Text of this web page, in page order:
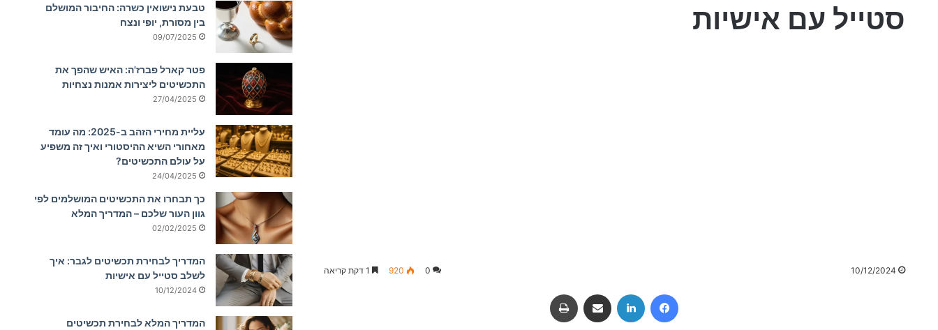
סטייל עם אישיות
10/12/2024
0
920
Facebook
LinkedIn שיתוף באמצעות מייל
טבעת נישואין כשרה: החיבור המושלם
בין מסורת, יופי ונצח
09/07/2025
פטר קארל פברז'ה: האיש שהפך את
התכשיטים ליצירות אמנות נצחיות
27/04/2025
עליית מחירי הזהב ב-2025: מה עומד
מאחורי השיא ההיסטורי ואיך זה משפיע
על עולם התכשיטים?
24/04/2025
כך תבחרו את התכשיטים המושלמים לפי
גוון העור שלכם – המדריך המלא
02/02/2025
המדריך לבחירת תכשיטים לגבר: איך
לשלב סטייל עם אישיות
10/12/2024
המדריך המלא לבחירת תכשיטים